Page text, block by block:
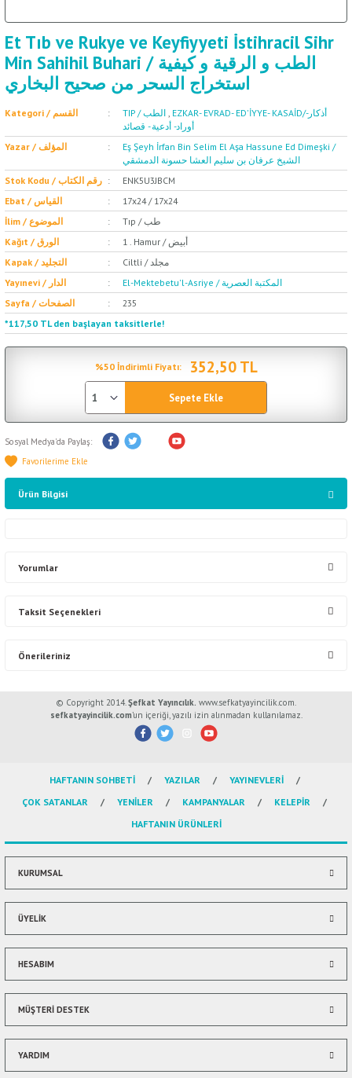
Et Tıb ve Rukye ve Keyfiyyeti İstihracil Sihr
Min Sahihil Buhari / الطب و الرقية و كيفية
استخراج السحر من صحيح البخاري
Kategori / القسم TIP / الطب , EZKAR- EVRAD- ED'İYYE- KASAİD/أذكار-
أوراد- أدعية - قصائد
Yazar / المؤلف
Eş Şeyh İrfan Bin Selim El Aşa Hassune Ed Dimeşki /
الشيخ عرفان بن سليم العشا حسونة الدمشقي
Stok Kodu / رقم الكتاب
ENK5U3JBCM
Ebat / القياس
17x24 / 17x24
İlim / الموضوع
Tıp / طب
Kağıt / الورق
1 . Hamur / أبيض
Kapak / التجليد
Ciltli / مجلد
Yayınevi / الدار
El-Mektebetu'l-Asriye / المكتبة العصرية
Sayfa / الصفحات
235
*117,50 TL den başlayan taksitlerle!
%50 İndirimli Fiyatı: 352,50 TL
Sepete Ekle
Sosyal Medya'da Paylaş:
Ürün Bilgisi
Yorumlar
Taksit Seçenekleri
Önerileriniz
Bu ürünün fiyat bilgisi, resim, ürün açıklamalarında ve diğer konularda
yetersiz gördüğünüz noktaları öneri formunu kullanarak tarafımıza
Görüş ve önerileriniz için teşekkür ederiz.
Ürün resmi kalitesiz, bozuk veya görüntülenemiyor.
Ürün açıklamasında eksik bilgiler bulunuyor.
Ürün bilgilerinde hatalar bulunuyor.
Bu ürüne benzer farklı alternatifler olmalı.
© Copyright 2014.Şefkat Yayıncılık. www.sefkatyayincilik.com.
sefkatyayincilik.com’un içeriği, yazılı izin alınmadan kullanılamaz.
HAFTANIN SOHBETİ YAZILAR
YAYINEVLERİ
ÇOK SATANLAR
YENİLER KAMPANYALAR
KELEPİR
HAFTANIN ÜRÜNLERİ
KURUMSAL
ÜYELİK
HESABIM
MÜŞTERİ DESTEK
YARDIM